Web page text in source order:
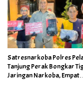
Satresnarkoba Polres
Tanjung Perak Bongkar
Jaringan Narkoba, Empat